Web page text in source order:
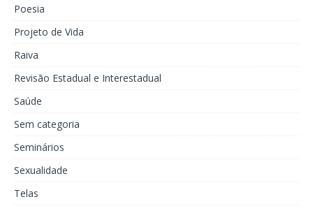
Poesia
Projeto de Vida
Raiva
Revisão Estadual e Interestadual
Saúde
Sem categoria
Seminários
Sexualidade
Telas